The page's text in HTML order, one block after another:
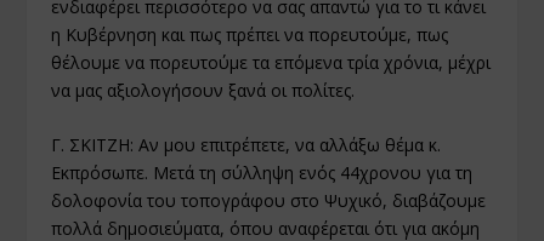
ενδιαφέρει περισσότερο να σας απαντώ για το τι κάνει
η Κυβέρνηση και πως πρέπει να πορευτούμε, πως
θέλουμε να πορευτούμε τα επόμενα τρία χρόνια, μέχρι
να μας αξιολογήσουν ξανά οι πολίτες.
Γ. ΣΚΙΤΖΗ: Αν μου επιτρέπετε, να αλλάξω θέμα κ.
Εκπρόσωπε. Μετά τη σύλληψη ενός 44χρονου για τη
δολοφονία του τοπογράφου στο Ψυχικό, διαβάζουμε
πολλά δημοσιεύματα, όπου αναφέρεται ότι για ακόμη